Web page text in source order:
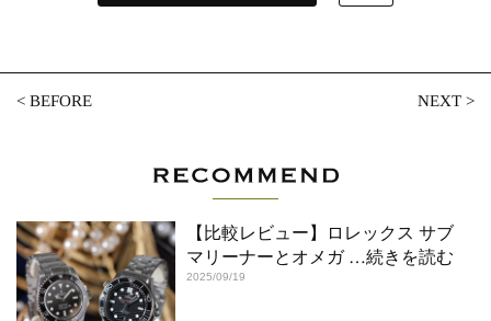
<BEFORE NEXT>
【比較レビュー】ロレックス サブ
マリーナーとオメガ …続きを読む
2025/09/19